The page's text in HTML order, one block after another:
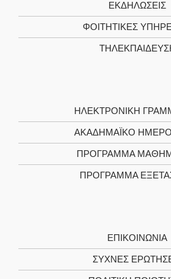
ΕΚΔΗΛΩΣΕΙΣ
ΦΟΙΤΗΤΙΚΈΣ
ΗΛΕΚΤΡΟΝΙΚΉ
ΑΚΑΔΗΜΑΪΚΌ
ΠΡΌΓΡΑΜΜΑ
ΠΡΌΓΡΑΜΜΑ
ΕΠΙΚΟΙΝΩΝΊΑ
ΣΥΧΝΕΣ